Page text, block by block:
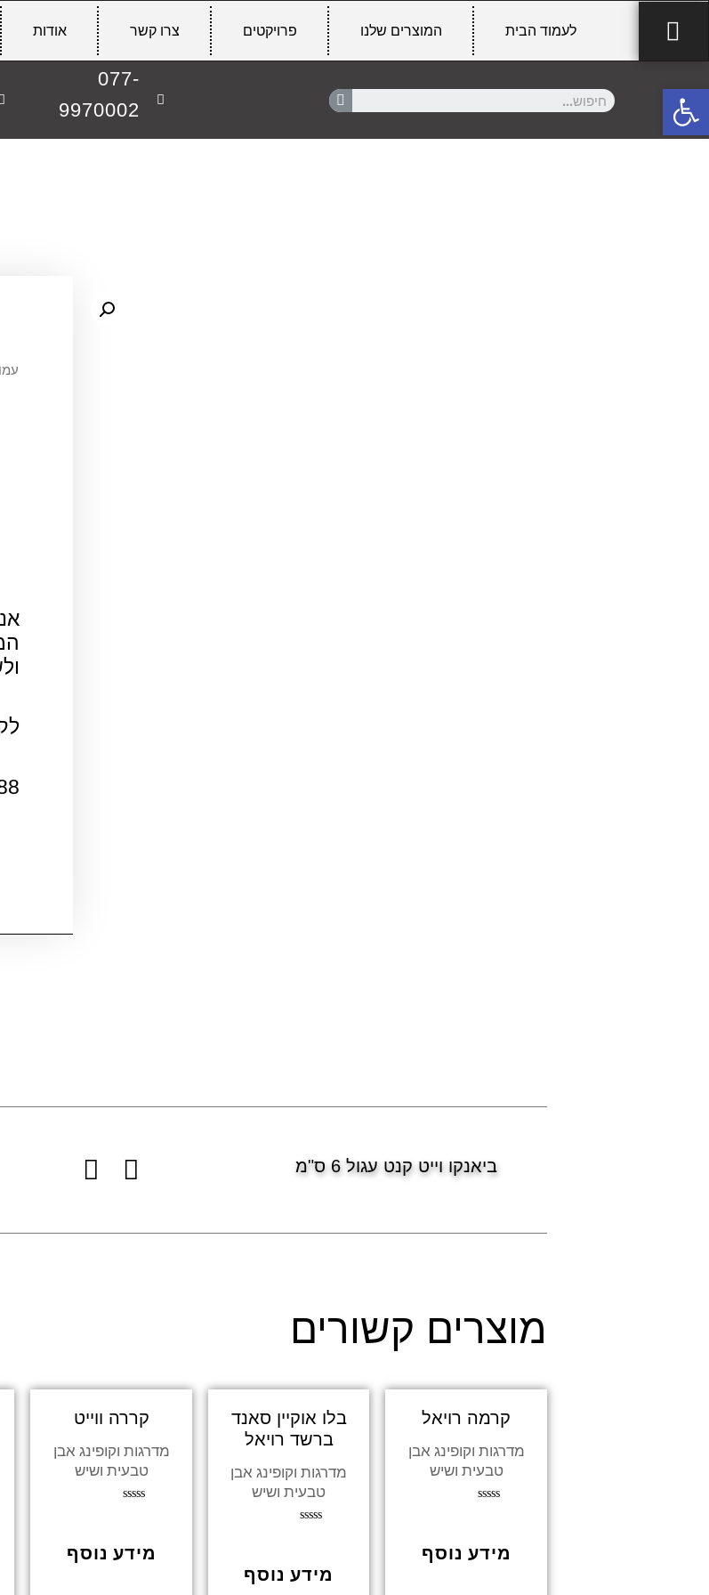
לעמוד הבית המוצרים שלנו פרויקטים צרו קשר אודות
077-
9970002
ביאנקו וייט קנט עגול 6 ס"מ
מוצרים קשורים
קרמה רויאל
מדרגות וקופינג אבן
טבעית ושיש
5
מידע נוסף
בלו אוקיין סאנד
ברשד רויאל
מדרגות וקופינג אבן
טבעית ושיש
5
מידע נוסף
קררה ווייט
מדרגות וקופינג אבן
טבעית ושיש
5
מידע נוסף
פתח סרגל נגישות